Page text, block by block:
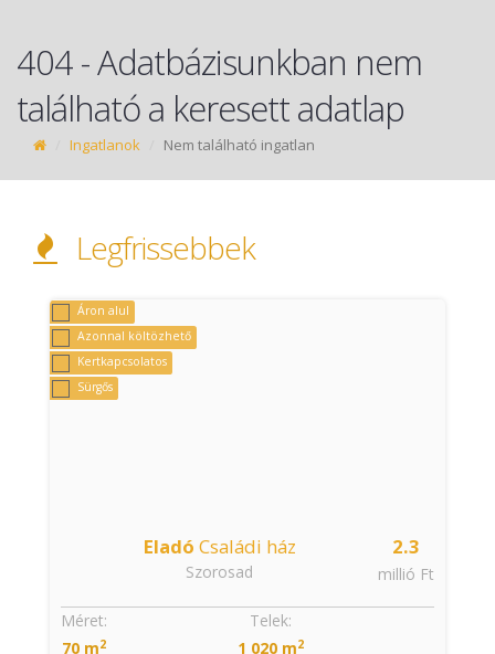
404 - Adatbázisunkban nem
található a keresett adatlap
Ingatlanok Nem található ingatlan
Legfrissebbek
Áron alul
Azonnal költözhető
Kertkapcsolatos
Sürgős
2.3
millió Ft
Eladó Családi ház
Szorosad
Méret:
70 m2
Telek:
1 020 m2